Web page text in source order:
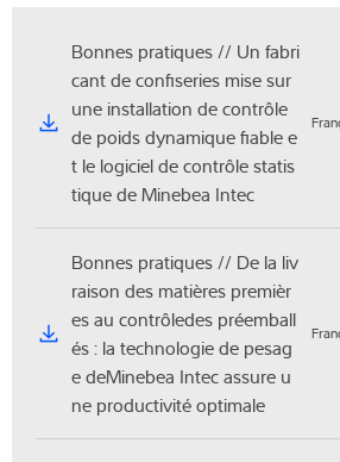
Bonnes pratiques // Un fabri
cant de confiseries mise sur
une installation de contrôle
de poids dynamique fiable e
t le logiciel de contrôle statis
tique de Minebea Intec
Bonnes pratiques // De la liv
raison des matières premièr
es au contrôledes préemball
és : la technologie de pesag
e deMinebea Intec assure u
ne productivité optimale